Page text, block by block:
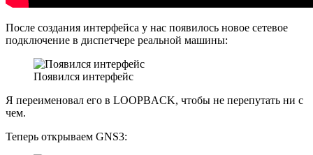
После создания интерфейса у нас появилось новое сетевое
подключение в диспетчере реальной машины:
Появился интерфейс
Я переименовал его в LOOPBACK, чтобы не перепутать ни с
чем.
Теперь открываем GNS3: